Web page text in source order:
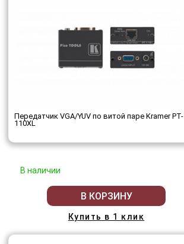
Передатчик VGA/YUV по витой паре Kramer PT-
110XL
В наличии
В КОРЗИНУ
Купить в 1 клик